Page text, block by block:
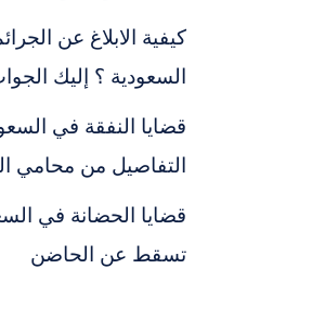
كيفية الابلاغ عن
السعودية ؟ إليك
قضايا النفقة في
التفاصيل من محامي
قضايا الحضانة في
تسقط عن الحاضن